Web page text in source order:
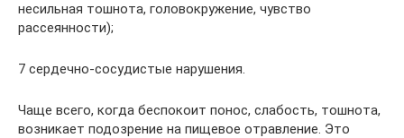
несильная тошнота, головокружение, чувство
рассеянности);
7 сердечно-сосудистые нарушения.
Чаще всего, когда беспокоит понос, слабость, тошнота,
возникает подозрение на пищевое отравление. Это